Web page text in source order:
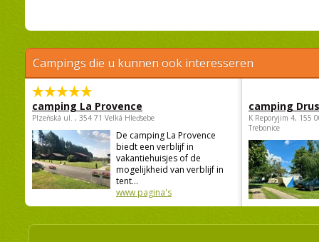
Campings die u kunnen ook interesseren
camping La Provence
Plzeňská ul. , 354 71 Velká Hleďsebe
De camping La Provence
biedt een verblijf in
vakantiehuisjes of de
mogelijkheid van verblijf in
tent...
www pagina's
camping
K Reporyjim 4, 155
Trebonice